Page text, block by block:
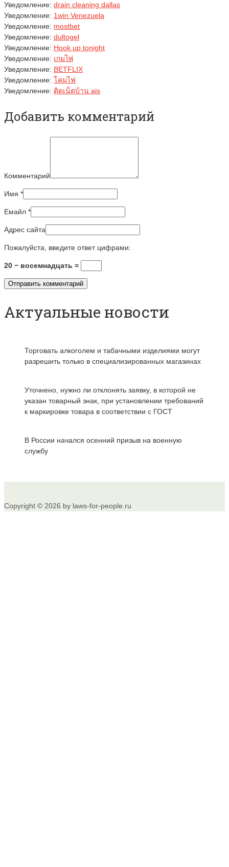
Уведомление: drain cleaning dallas
Уведомление: 1win Venezuela
Уведомление: mostbet
Уведомление: dultogel
Уведомление: Hook up tonight
Уведомление: เกมไพ่
Уведомление: BETFLIX
Уведомление: โคมไฟ
Уведомление: ติดเน็ตบ้าน ais
Добавить комментарий
Комментарий
Имя *
Емайл *
Адрес сайта
Пожалуйста, введите ответ цифрами:
20 − восемнадцать =
Актуальные новости
Торговать алкоголем и табачными изделиями могут
разрешить только в специализированных магазинах
Уточнено, нужно ли отклонять заявку, в которой не
указан товарный знак, при установлении требований
к маркировке товара в соответствии с ГОСТ
В России начался осенний призыв на военную
службу
Copyright © 2026 by laws-for-people.ru